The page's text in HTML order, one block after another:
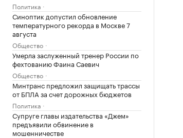
Политика
Синоптик допустил обновление
температурного рекорда в Москве 7
августа
Общество
Умерла заслуженный тренер России по
фехтованию Фаина Саевич
Общество
Минтранс предложил защищать трассы
от БПЛА за счет дорожных бюджетов
Политика
Супруге главы издательства «Джем»
предъявили обвинение в
мошенничестве